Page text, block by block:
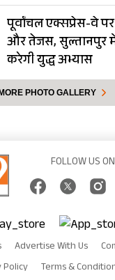
पूर्वांचल एक्सप्रेस-वे
और तेजस, सुल्तानपुर
करेगी युद्ध अभ्यास
PHOTO GALLERY
FOLLOW US ON
Advertise With Us
Policy
Terms &